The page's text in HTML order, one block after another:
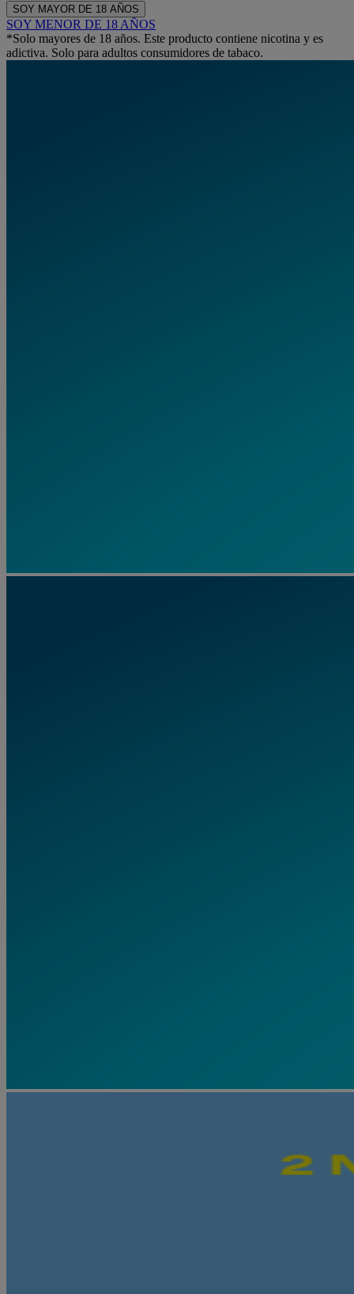
SOY MAYOR DE 18 AÑOS
SOY MENOR DE 18 AÑOS
*Solo mayores de 18 años. Este producto contiene nicotina y es
adictiva. Solo para adultos consumidores de tabaco.